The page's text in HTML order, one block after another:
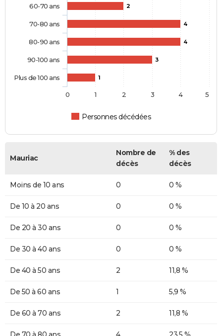
2
4
4
3
1
Personnes décédées
60-70 ans
70-80 ans
80-90 ans
90-100 ans
Plus de 100 ans
0 1 2 3 4 5
Mauriac
Nombre de
décès
% des
décès
Moins de 10 ans 0 0 %
De 10 à 20 ans 0 0 %
De 20 à 30 ans 0 0 %
De 30 à 40 ans 0 0 %
De 40 à 50 ans 2 11,8 %
De 50 à 60 ans 1 5,9 %
De 60 à 70 ans 2 11,8 %